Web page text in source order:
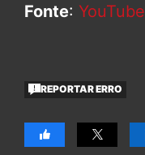
Fonte: YouTube
REPORTAR ERRO